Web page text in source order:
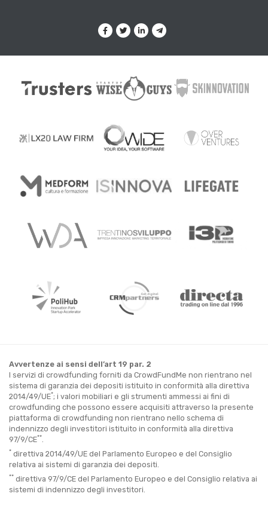
Avvertenze ai sensi dell’art 19 par. 2
I servizi di crowdfunding forniti da CrowdFundMe non rientrano nel
sistema di garanzia dei depositi istituito in conformità alla direttiva
2014/49/UE*; i valori mobiliari e gli strumenti ammessi ai fini di
crowdfunding che possono essere acquisiti attraverso la presente
piattaforma di crowdfunding non rientrano nello schema di
indennizzo degli investitori istituito in conformità alla direttiva
97/9/CE**
* direttiva 2014/49/UE del Parlamento Europeo e del Consiglio
relativa ai sistemi di garanzia dei depositi.
** direttiva 97/9/CE del Parlamento Europeo e del Consiglio relativa ai
sistemi di indennizzo degli investitori.